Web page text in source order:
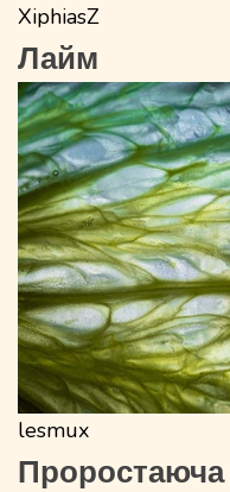
XiphiasZ
Лайм
lesmux
Проростаюча